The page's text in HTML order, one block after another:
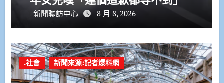
新聞聯訪中心 8 月 8, 2026
.社會 新聞來源:記者爆料網